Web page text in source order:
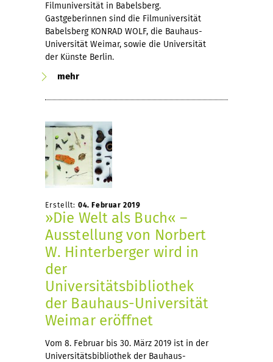
Filmuniversität in Babelsberg.
Gastgeberinnen sind die Filmuniversität
Babelsberg KONRAD WOLF, die Bauhaus-
Universität Weimar, sowie die Universität
der Künste Berlin.
mehr
Erstellt: 04. Februar 2019
»Die Welt als Buch« –
Ausstellung von Norbert
W. Hinterberger wird in
der
Universitätsbibliothek
der Bauhaus-Universität
Weimar eröffnet
Vom 8. Februar bis 30. März 2019 ist in der
Universitätsbibliothek der Bauhaus-